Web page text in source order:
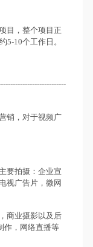
目，整个项目正
5-10个工作日。
销，对于视频广
要拍摄：企业宣
视广告片，微网
商业摄影以及后
作，网络直播等